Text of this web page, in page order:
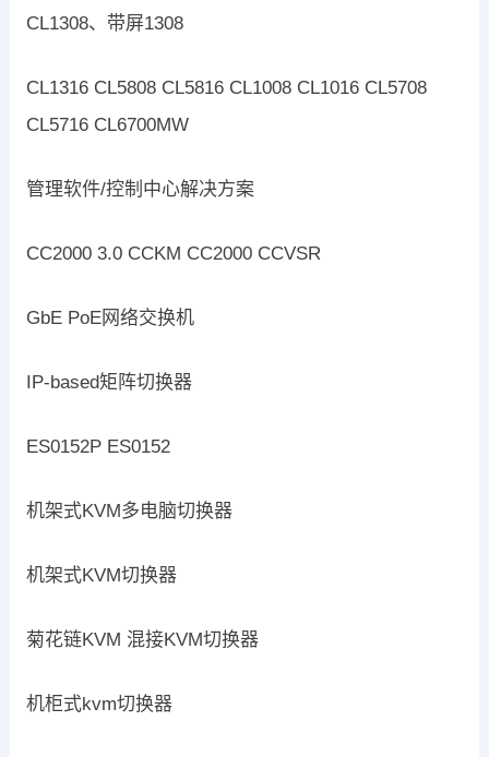
CL1308、带屏1308
CL1316 CL5808 CL5816 CL1008 CL1016 CL5708
CL5716 CL6700MW
管理软件/控制中心解决方案
CC2000 3.0 CCKM CC2000 CCVSR
GbE PoE网络交换机
IP-based矩阵切换器
ES0152P ES0152
机架式KVM多电脑切换器
机架式KVM切换器
菊花链KVM 混接KVM切换器
机柜式kvm切换器